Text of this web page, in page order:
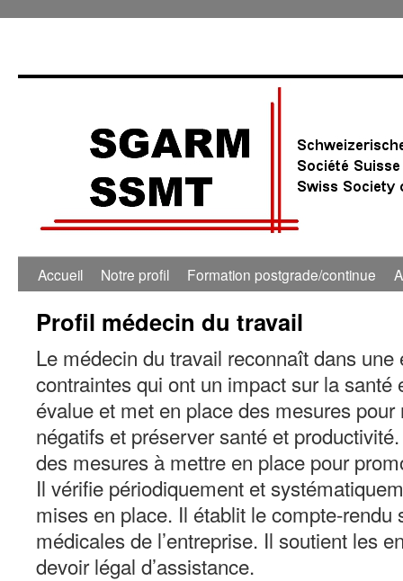
Accueil Notre profil Formation postgrade/continue
Profil médecin du travail
Le médecin du travail reconnaît dans une
contraintes qui ont un impact sur la santé
évalue et met en place des mesures
négatifs et préserver santé et
des mesures à mettre en place pour
Il vérifie périodiquement et
mises en place. Il établit le compte-rendu
médicales de l’entreprise. Il soutient les
devoir légal d’assistance.